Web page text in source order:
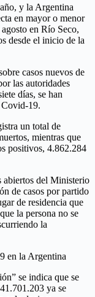
y la Argentina
en mayor o menor
en Río Seco,
desde el inicio de la
casos nuevos de
las autoridades
días, se han
Covid-19.
un total de
mientras que
positivos, 4.862.284
abiertos del Ministerio
de casos por partido
de residencia que
la persona no se
la
en la Argentina
se indica que se
ya se